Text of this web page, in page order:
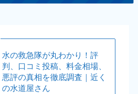
水の救急隊が丸わかり！評
判、口コミ投稿、料金相場、
悪評の真相を徹底調査｜近く
の水道屋さん